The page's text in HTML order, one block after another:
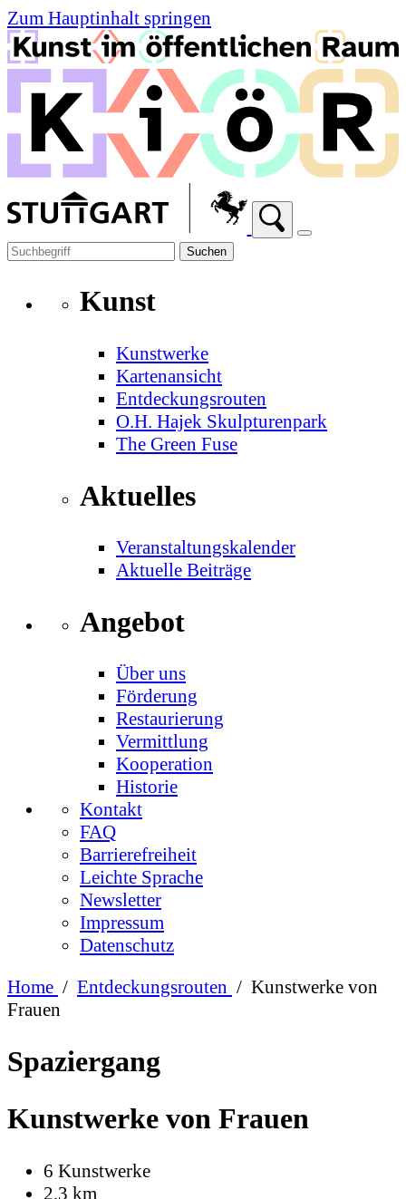
Zum Hauptinhalt springen
Suchen
Kunst
Kunstwerke
Kartenansicht
Entdeckungsrouten
O.H. Hajek Skulpturenpark
The Green Fuse
Aktuelles
Veranstaltungskalender
Aktuelle Beiträge
Angebot
Über uns
Förderung
Restaurierung
Vermittlung
Kooperation
Historie
Kontakt
FAQ
Barrierefreiheit
Leichte Sprache
Newsletter
Impressum
Datenschutz
Home / Entdeckungsrouten / Kunstwerke von
Frauen
Spaziergang
Kunstwerke von Frauen
6 Kunstwerke
2,3 km